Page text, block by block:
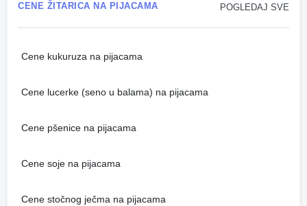
POGLEDAJ SVE
CENE ŽITARICA NA PIJACAMA
Cene kukuruza na pijacama
Cene lucerke (seno u balama) na pijacama
Cene pšenice na pijacama
Cene soje na pijacama
Cene stočnog ječma na pijacama